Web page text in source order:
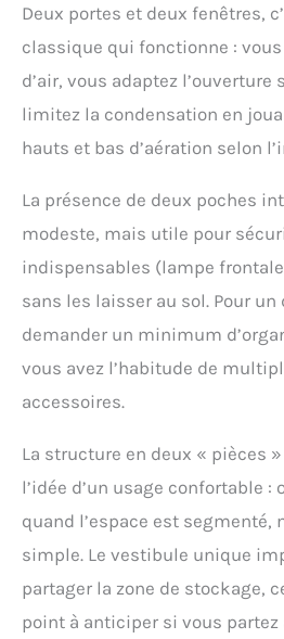
Deux portes et deux fenêtres,
classique qui fonctionne :
d’air, vous adaptez
limitez la condensation en
hauts et bas d’aération selon
La présence de deux poches
modeste, mais utile pour
indispensables (lampe
sans les laisser au sol. Pour un
demander un minimum
vous avez l’habitude de
accessoires.
La structure en deux « pièces
l’idée d’un usage confortable
quand l’espace est segmenté,
simple. Le vestibule unique
partager la zone de stockage,
point à anticiper si vous partez